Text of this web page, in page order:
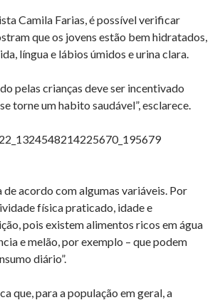
Camila Farias, é possível verificar
que os jovens estão bem hidratados,
língua e lábios úmidos e urina clara.
pelas crianças deve ser incentivado
torne um habito saudável”, esclarece.
de acordo com algumas variáveis. Por
física praticado, idade e
pois existem alimentos ricos em água
e melão, por exemplo – que podem
diário”.
que, para a população em geral, a